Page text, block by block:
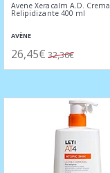
Avene Xeracalm A.D. Crema
Relipidizante 400 ml
AVÈNE
26,45€ 32,36€